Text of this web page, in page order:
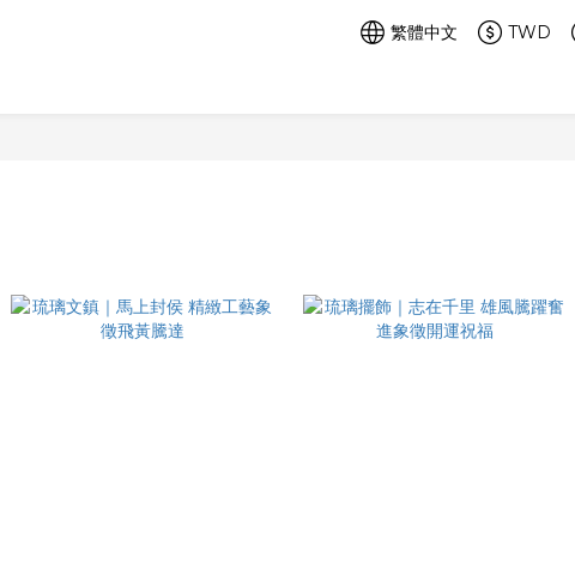
繁體中文 TWD